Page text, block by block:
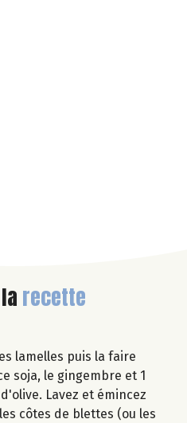
recette
lamelles puis la faire
soja, le gingembre et 1
Lavez et émincez
côtes de blettes (ou les